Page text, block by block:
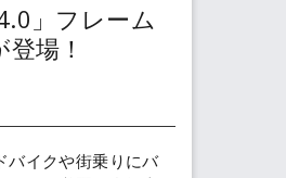
」フレーム
場！
バイクや街乗りにバ